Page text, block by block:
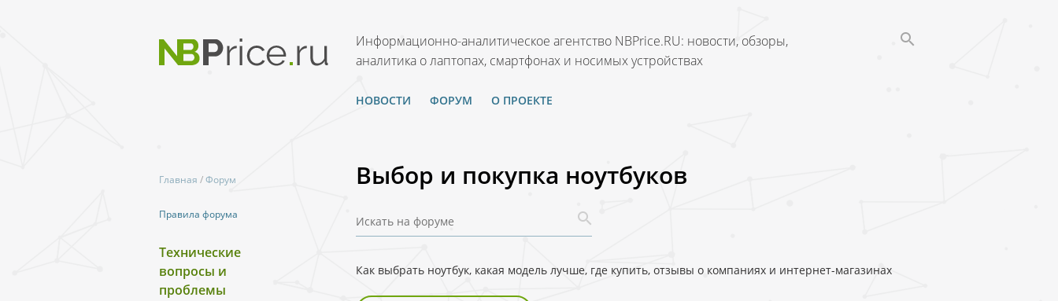
Информационно-аналитическое агентство NBPrice.RU: новости, обзоры,
аналитика о лаптопах, смартфонах и носимых устройствах
НОВОСТИ ФОРУМ О ПРОЕКТЕ
Главная /Форум
Правила форума
Технические
вопросы и
проблемы
Выбор и покупка ноутбуков
Как выбрать ноутбук, какая модель лучше, где купить, отзывы о компаниях и интернет-магазинах